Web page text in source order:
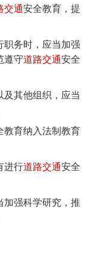
交通安全教育，提
务时，应当加强
遵守道路交通安全
其他组织，应当
教育纳入法制教育
进行道路交通安全
强科学研究，推